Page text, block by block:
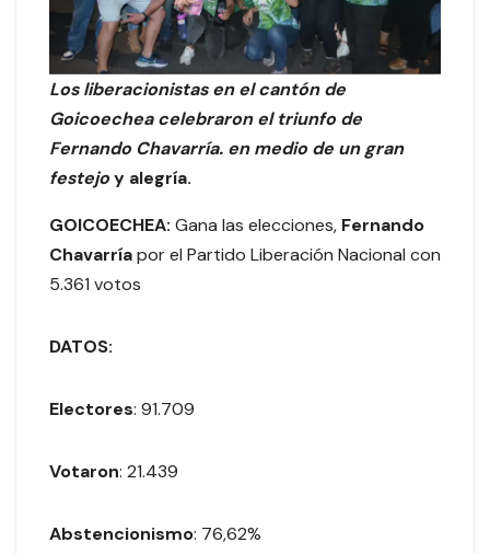
Los liberacionistas en el cantón de
Goicoechea celebraron el triunfo de
Fernando Chavarría. en medio de un gran
festejoy alegría.
GOICOECHEA: Gana las elecciones, Fernando
Chavarríapor el Partido Liberación Nacional con
5.361 votos
DATOS:
Electores: 91.709
Votaron: 21.439
Abstencionismo: 76,62%